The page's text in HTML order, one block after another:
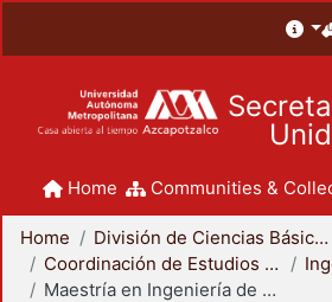
Home Communities &
Home
División de Ciencias Básicas e Ingeniería
Coordinación de Estudios de Posgrado - CBI
Maestría en Ingeniería de Procesos